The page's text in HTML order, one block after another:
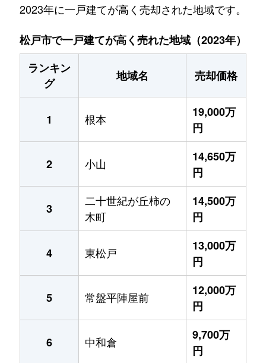
2023年に一戸建てが高く売却された地域です。
松戸市で一戸建てが高く売れた地域（2023年）
ランキン
グ
地域名 売却価格
1 根本
19,000万
円
2 小山
14,650万
円
3
二十世紀が丘柿の
木町
14,500万
円
4 東松戸
13,000万
円
5 常盤平陣屋前
12,000万
円
6 中和倉
9,700万
円